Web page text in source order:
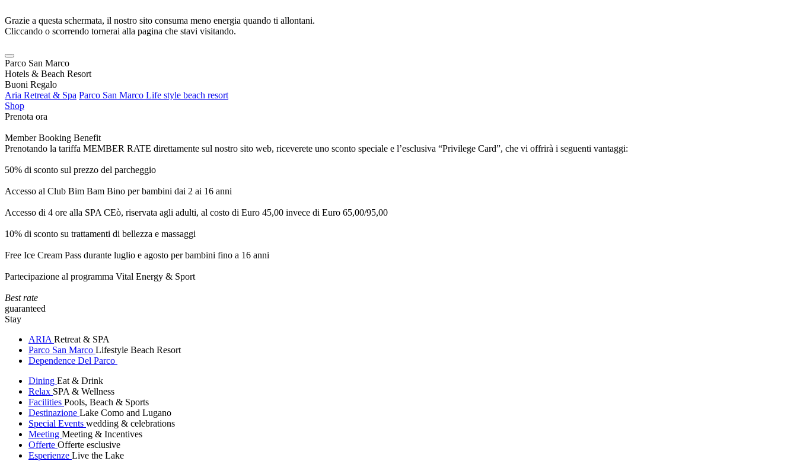
Grazie a questa schermata, il nostro sito consuma meno energia quando ti allontani.
Cliccando o scorrendo tornerai alla pagina che stavi visitando.
Parco San Marco
Hotels & Beach Resort
Buoni Regalo
Aria Retreat & Spa Parco San Marco Life style beach resort
Shop
Prenota ora
Member Booking Benefit
Prenotando la tariffa MEMBER RATE direttamente sul nostro sito web, riceverete uno sconto speciale e l’esclusiva “Privilege Card”, che vi offrirà i seguenti vantaggi:
50% di sconto sul prezzo del parcheggio
Accesso al Club Bim Bam Bino per bambini dai 2 ai 16 anni
Accesso di 4 ore alla SPA CEò, riservata agli adulti, al costo di Euro 45,00 invece di Euro 65,00/95,00
10% di sconto su trattamenti di bellezza e massaggi
Free Ice Cream Pass durante luglio e agosto per bambini fino a 16 anni
Partecipazione al programma Vital Energy & Sport
Best rate
guaranteed
Stay
ARIA Retreat & SPA
Parco San Marco Lifestyle Beach Resort
Dependence Del Parco
Dining Eat & Drink
Relax SPA & Wellness
Facilities Pools, Beach & Sports
Destinazione Lake Como and Lugano
Special Events wedding & celebrations
Meeting Meeting & Incentives
Offerte Offerte esclusive
Esperienze Live the Lake